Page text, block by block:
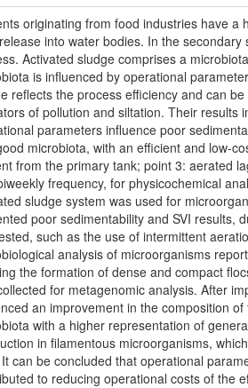
originating from food industries have
into water bodies. In the
Activated sludge comprises a
is influenced by operational
reflects the process efficiency and can
of pollution and siltation. Their results
parameters influence poor
microbiota, with an efficient and low-
from the primary tank; point 3: aerated
frequency, for physicochemical
sludge system was used for
poor sedimentability and SVI results,
such as the use of intermittent
analysis of microorganisms
the formation of dense and compact
for metagenomic analysis. After
an improvement in the composition
with a higher representation of
in filamentous microorganisms,
can be concluded that operational
to reducing operational costs of the